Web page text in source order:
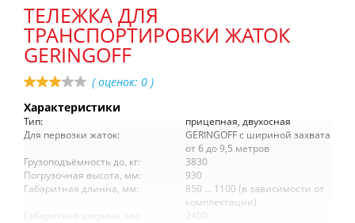
ТЕЛЕЖКА ДЛЯ
ТРАНСПОРТИРОВКИ ЖАТОК
GERINGOFF
( оценок: 0 )
Характеристики
Тип:
прицепная, двухосная
Для первозки жаток:
GERINGOFF с шириной захвата
от 6 до 9,5 метров
Грузоподъёмность до, кг:
3830
Погрузочная высота, мм:
930
Габаритная длинна, мм:
850 ... 1100 (в зависимости от
комплектации)
Габаритная ширина, мм:
2400